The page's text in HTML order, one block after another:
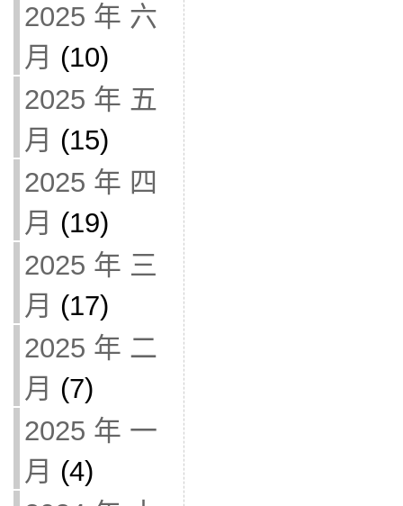
2025 年 六
月 (10)
2025 年 五
月 (15)
2025 年 四
月 (19)
2025 年 三
月 (17)
2025 年 二
月 (7)
2025 年 一
月 (4)